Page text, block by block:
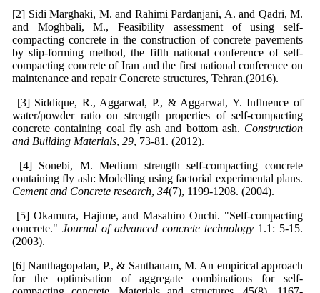
[2] Sidi Marghaki, M. and Rahimi Pardanjani, A. and Qadri, M.
and Moghbali, M., Feasibility assessment of using self-
compacting concrete in the construction of concrete pavements
by slip-forming method, the fifth national conference of self-
compacting concrete of Iran and the first national conference on
maintenance and repair Concrete structures, Tehran.(2016).
[3] Siddique, R., Aggarwal, P., & Aggarwal, Y. Influence of
water/powder ratio on strength properties of self-compacting
concrete containing coal fly ash and bottom ash. Construction
and Building Materials, 29, 73-81. (2012).
[4] Sonebi, M. Medium strength self-compacting concrete
containing fly ash: Modelling using factorial experimental plans.
Cement and Concrete research, 34(7), 1199-1208. (2004).
[5] Okamura, Hajime, and Masahiro Ouchi. "Self-compacting
concrete." Journal of advanced concrete technology 1.1: 5-15.
(2003).
[6] Nanthagopalan, P., & Santhanam, M. An empirical approach
for the optimisation of aggregate combinations for self-